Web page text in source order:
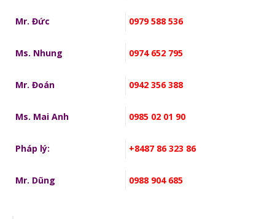
Mr. Đức 0979 588 536
Ms. Nhung 0974 652 795
Mr. Đoán 0942 356 388
Ms. Mai Anh 0985 02 01 90
Pháp lý: +8487 86 323 86
Mr. Dũng 0988 904 685